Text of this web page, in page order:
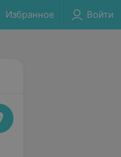
Избранное Войти